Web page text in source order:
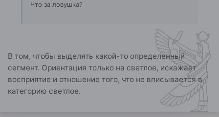
Что за ловушка?
В том, чтобы выделять какой-то определенный
сегмент. Ориентация только на светлое, искажает
восприятие и отношение того, что не вписывается в
категорию светлое.